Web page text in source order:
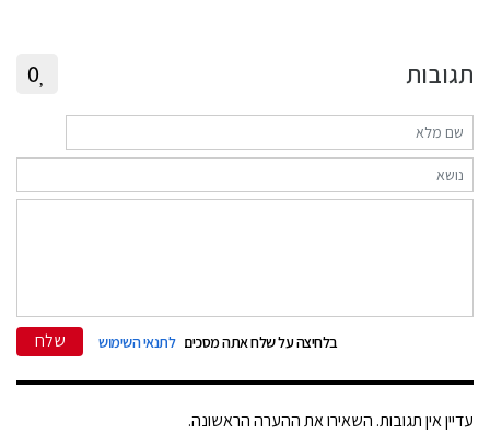
תגובות 0
בלחיצה על שלח אתה מסכים לתנאי השימוש שלח
עדיין אין תגובות. השאירו את ההערה הראשונה.